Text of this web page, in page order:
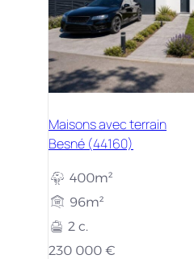
Maisons avec terrain
Besné (44160)
400m²
96m²
2 c.
230 000 €